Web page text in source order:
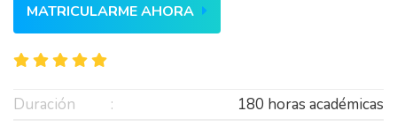
MATRICULARME AHORA
Duración
180 horas académicas